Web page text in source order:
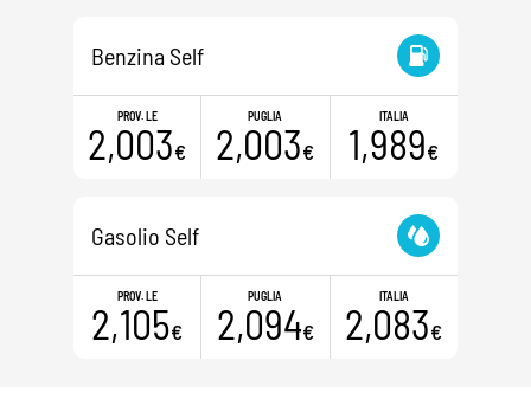
Benzina Self
PROV. LE
2,003€
PUGLIA
2,003€
ITALIA
1,989€
Gasolio Self
PROV. LE
2,105€
PUGLIA
2,094€
ITALIA
2,083€